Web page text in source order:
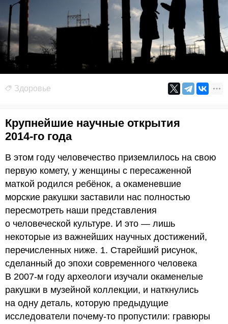
Здоровье
Крупнейшие научные открытия
2014-го года
В этом году человечество приземлилось на свою
первую комету, у женщины с пересаженной
маткой родился ребёнок, а окаменевшие
морские ракушки заставили нас полностью
пересмотреть наши представления
о человеческой культуре. И это — лишь
некоторые из важнейших научных достижений,
перечисленных ниже. 1. Старейший рисунок,
сделанный до эпохи современного человека
В 2007-м году археологи изучали окаменелые
ракушки в музейной коллекции, и наткнулись
на одну деталь, которую предыдущие
исследователи почему-то пропустили: гравюры